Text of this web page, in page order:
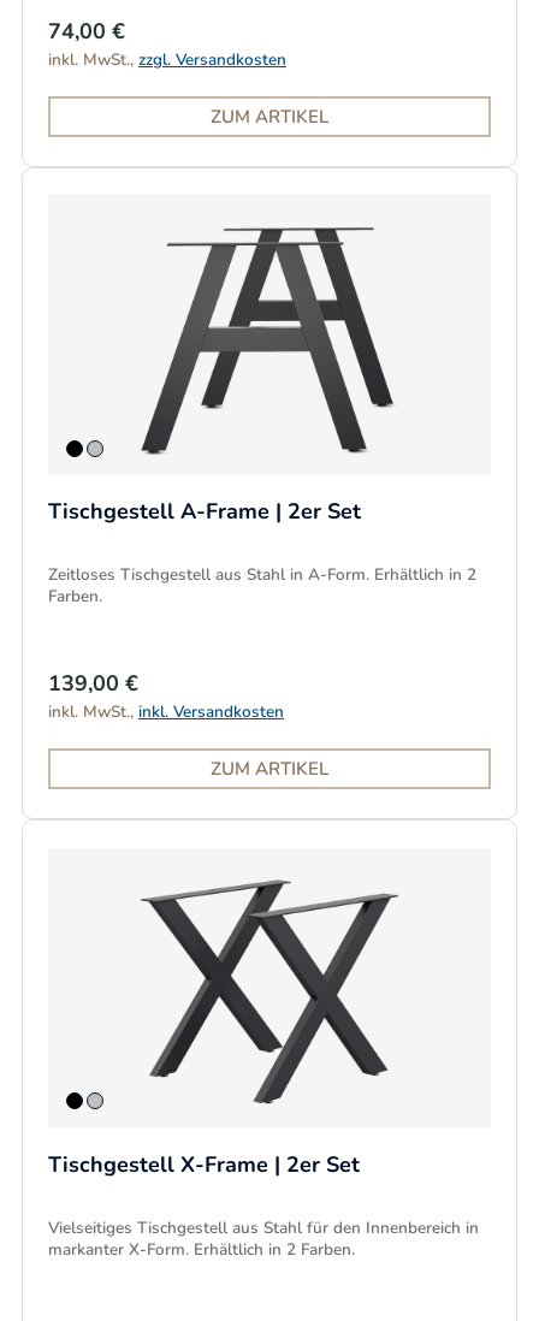
74,00 €
inkl. MwSt., zzgl. Versandkosten
ZUM ARTIKEL
Tischgestell A-Frame | 2er Set
Zeitloses Tischgestell aus Stahl in A-Form. Erhältlich in 2
Farben.
139,00 €
inkl. MwSt., inkl. Versandkosten
ZUM ARTIKEL
Tischgestell X-Frame | 2er Set
Vielseitiges Tischgestell aus Stahl für den Innenbereich in
markanter X-Form. Erhältlich in 2 Farben.